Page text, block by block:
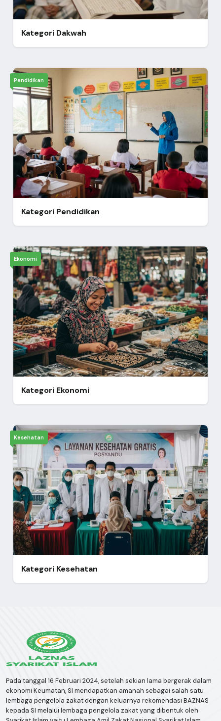
Kategori Dakwah
Pendidikan
Kategori Pendidikan
Ekonomi
Kategori Ekonomi
Kesehatan
Kategori Kesehatan
Pada tanggal 16 Februari 2024, setelah sekian lama bergerak dalam
ekonomi Keumatan, SI mendapatkan amanah sebagai salah satu
lembaga pengelola zakat dengan keluarnya rekomendasi BAZNAS
kepada SI melalui lembaga pengelola zakat yang dibentuk oleh